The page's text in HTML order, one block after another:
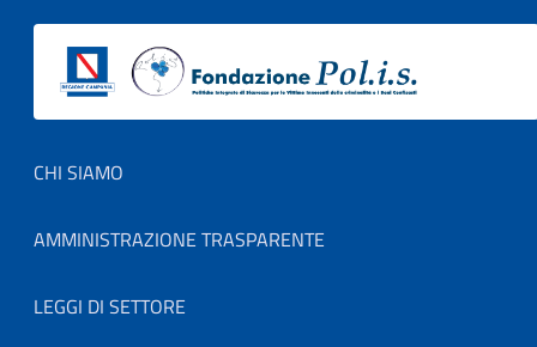
Footer menu
CHI SIAMO
AMMINISTRAZIONE TRASPARENTE
LEGGI DI SETTORE